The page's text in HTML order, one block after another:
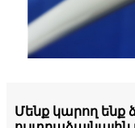
Մենք կարող ենք